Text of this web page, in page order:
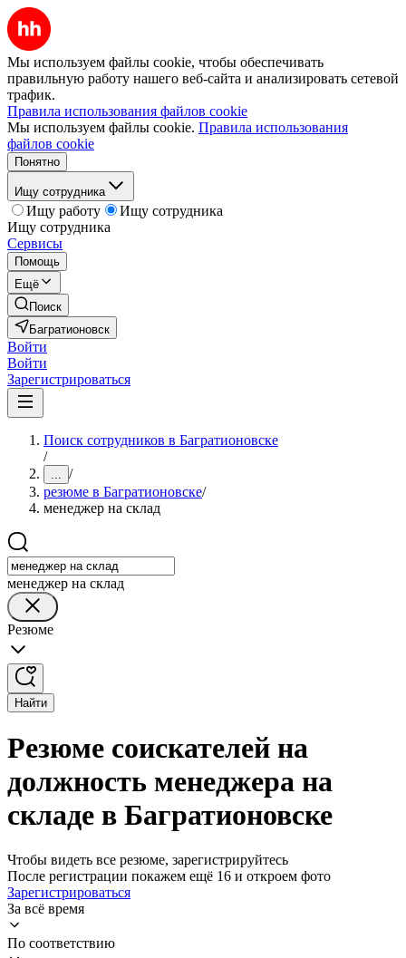
Мы используем файлы cookie, чтобы обеспечивать
правильную работу нашего веб-сайта и анализировать сетевой
трафик.
Правила использования файлов cookie
Мы используем файлы cookie. Правила использования
файлов cookie
Понятно
Ищу сотрудника
Ищу работу
Ищу сотрудника
Ищу сотрудника
Сервисы
Помощь
Ещё
Поиск
Багратионовск
Войти
Войти
Зарегистрироваться
Поиск сотрудников в Багратионовске
/
... /
резюме в Багратионовске/
менеджер на склад
менеджер на склад
Резюме
Найти
Резюме соискателей на
должность менеджера на
складе в Багратионовске
Чтобы видеть все резюме, зарегистрируйтесь
После регистрации покажем ещё 16 и откроем фото
Зарегистрироваться
За всё время
По соответствию